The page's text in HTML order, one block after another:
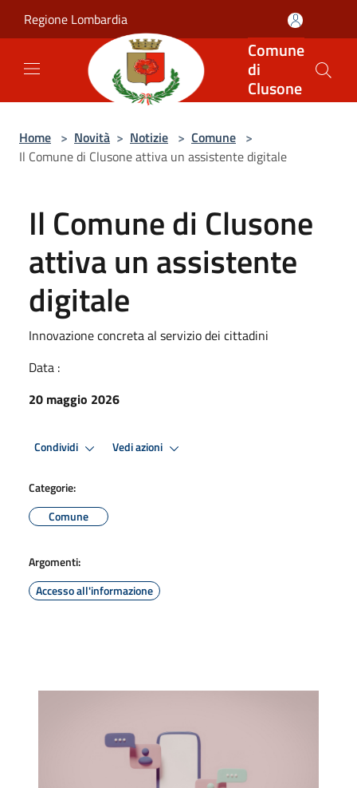
Regione Lombardia
Comune
di
Clusone
Home > Novità > Notizie > Comune >
Il Comune di Clusone attiva un assistente digitale
Il Comune di Clusone
attiva un assistente
digitale
Innovazione concreta al servizio dei cittadini
Data :
20 maggio 2026
Condividi Vedi azioni
Categorie:
Comune
Argomenti:
Accesso all'informazione